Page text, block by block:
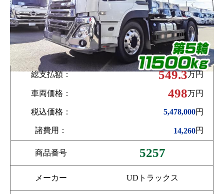
総支払額： 549.3万円
車両価格： 498万円
税込価格： 5,478,000円
諸費用： 14,260円
商品番号 5257
メーカー UDトラックス